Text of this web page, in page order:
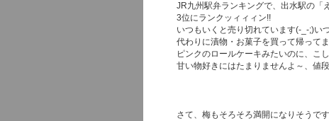
JR九州駅弁ランキングで、出水駅の「
3位にランクッィィィン!!
いつもいくと売り切れています(-_-;)い
代わりに漬物・お菓子を買って帰って
ピンクのロールケーキみたいのに、こ
甘い物好きにはたまりませんよ～、値
さて、梅もそろそろ満開になりそうで